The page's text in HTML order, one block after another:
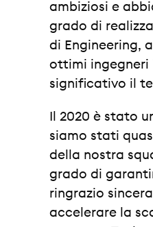
ambiziosi e
grado di
di Engineering,
ottimi ingegneri
significativo il
Il 2020 è stato
siamo stati
della nostra
grado di
ringrazio
accelerare la